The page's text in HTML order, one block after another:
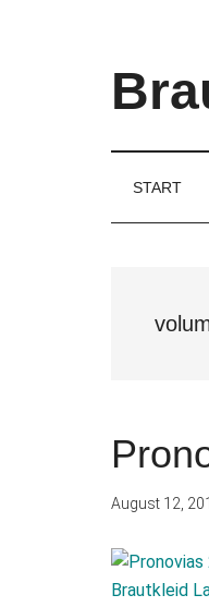
Brautmode
START
August 12,